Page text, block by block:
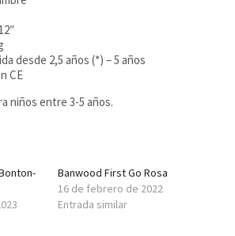
desde 2,5 años (*) – 5 años
CE
niños entre 3-5 años.
Banwood First Go Rosa
16 de febrero de 2022
Entrada similar